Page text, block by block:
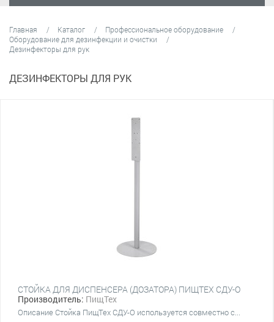
Главная Каталог
Профессиональное оборудование
Оборудование для дезинфекции и очистки
Дезинфекторы для рук
ДЕЗИНФЕКТОРЫ ДЛЯ РУК
СТОЙКА ДЛЯ ДИСПЕНСЕРА (ДОЗАТОРА) ПИЩТЕХ СДУ-О
Производитель: ПищТех
Описание Стойка ПищТех СДУ-О используется совместно с...